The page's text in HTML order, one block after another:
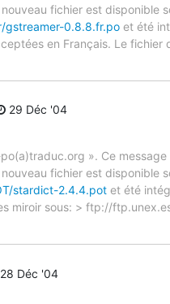
fichier est disponible
gstreamer-0.8.8.fr.po et été
en Français. Le
29 Déc '04
». Ce
fichier est disponible
stardict-2.4.4.pot et été
miroir sous: > ftp://
28 Déc '04